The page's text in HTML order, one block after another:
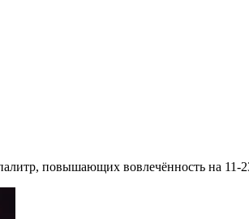
повышающих вовлечённость на 11-